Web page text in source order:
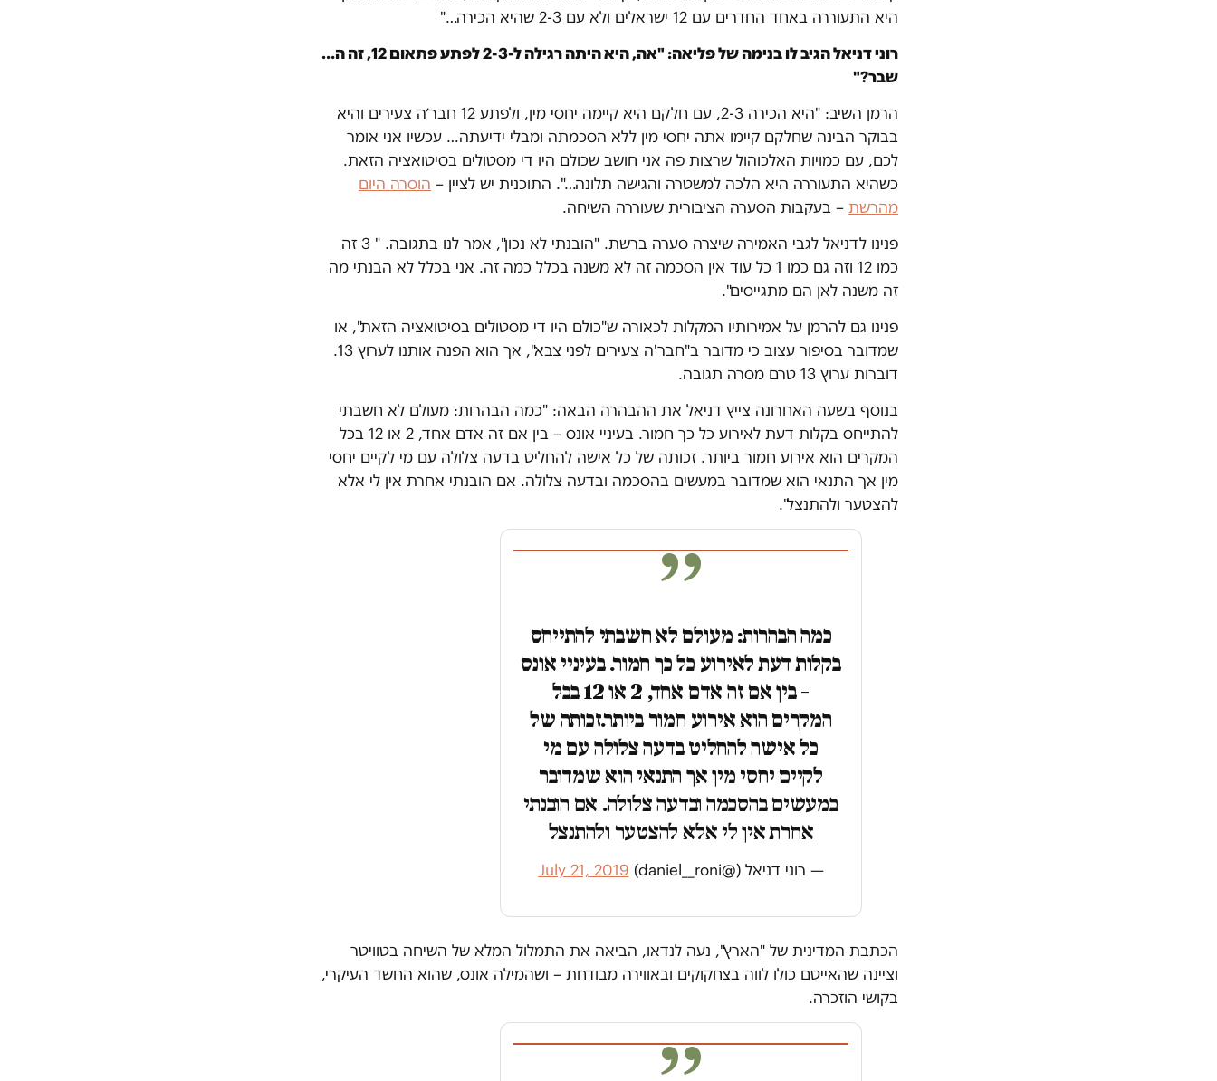
היא התעוררה באחד החדרים עם 12 ישראלים ולא עם 2-3 שהיא הכירה…"
רוני דניאל הגיב לו בנימה של פליאה: "אה, היא היתה רגילה ל-2-3 לפתע פתאום 12, זה ה…
שבר?"
הרמן השיב: "היא הכירה 2-3, עם חלקם היא קיימה יחסי מין, ולפתע 12 חבר׳ה צעירים והיא
בבוקר הבינה שחלקם קיימו אתה יחסי מין ללא הסכמתה ומבלי ידיעתה… עכשיו אני אומר
לכם, עם כמויות האלכוהול שרצות פה אני חושב שכולם היו די מסטולים בסיטואציה הזאת.
כשהיא התעוררה היא הלכה למשטרה והגישה תלונה…". התוכנית יש לציין – הוסרה היום
מהרשת – בעקבות הסערה הציבורית שעוררה השיחה.
פנינו לדניאל לגבי האמירה שיצרה סערה ברשת. "הובנתי לא נכון", אמר לנו בתגובה. " 3 זה
כמו 12 וזה גם כמו 1 כל עוד אין הסכמה זה לא משנה בכלל כמה זה. אני בכלל לא הבנתי מה
זה משנה לאן הם מתגייסים".
פנינו גם להרמן על אמירותיו המקלות לכאורה ש"כולם היו די מסטולים בסיטואציה הזאת", או
שמדובר בסיפור עצוב כי מדובר ב"חבר'ה צעירים לפני צבא", אך הוא הפנה אותנו לערוץ 13.
דוברות ערוץ 13 טרם מסרה תגובה.
בנוסף בשעה האחרונה צייץ דניאל את ההבהרה הבאה: "כמה הבהרות: מעולם לא חשבתי
להתייחס בקלות דעת לאירוע כל כך חמור. בעיניי אונס – בין אם זה אדם אחד, 2 או 12 בכל
המקרים הוא אירוע חמור ביותר. זכותה של כל אישה להחליט בדעה צלולה עם מי לקיים יחסי
מין אך התנאי הוא שמדובר במעשים בהסכמה ובדעה צלולה. אם הובנתי אחרת אין לי אלא
להצטער ולהתנצל".
כמה הבהרות: מעולם לא חשבתי להתייחס
בקלות דעת לאירוע כל כך חמור. בעיניי אונס
– בין אם זה אדם אחד, 2 או 12 בכל
המקרים הוא אירוע חמור ביותר.זכותה של
כל אישה להחליט בדעה צלולה עם מי
לקיים יחסי מין אך התנאי הוא שמדובר
במעשים בהסכמה ובדעה צלולה. אם הובנתי
אחרת אין לי אלא להצטער ולהתנצל
— רוני דניאל (@daniel__roni) July 21, 2019
הכתבת המדינית של "הארץ", נעה לנדאו, הביאה את התמלול המלא של השיחה בטוויטר
וציינה שהאייטם כולו לווה בצחקוקים ובאווירה מבודחת – ושהמילה אונס, שהוא החשד העיקרי,
בקושי הוזכרה.